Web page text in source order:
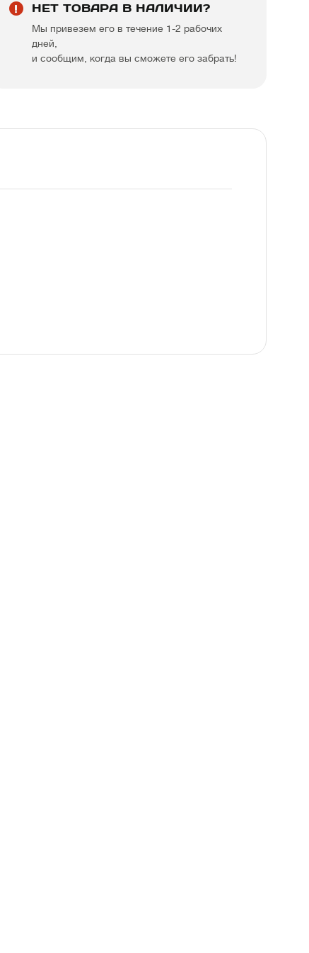
НЕТ ТОВАРА В НАЛИЧИИ?
Мы привезем его в течение 1-2 рабочих
дней,
и сообщим, когда вы сможете его забрать!